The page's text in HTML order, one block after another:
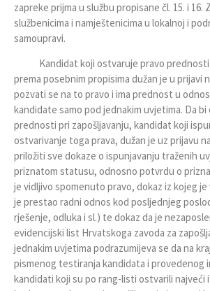
zapreke prijma u službu propisane čl. 15. i 16.
službenicima i namještenicima u lokalnoj i
samoupravi.
Kandidat koji ostvaruje pravo prednosti
prema posebnim propisima dužan je u prijavi
pozvati se na to pravo i ima prednost u
kandidate samo pod jednakim uvjetima. Da
prednosti pri zapošljavanju, kandidat koji
ostvarivanje toga prava, dužan je uz prijavu
priložiti sve dokaze o ispunjavanju traženih
priznatom statusu, odnosno potvrdu o
je vidljivo spomenuto pravo, dokaz iz kojeg je
je prestao radni odnos kod posljednjeg
rješenje, odluka i sl.) te dokaz da je
evidencijski list Hrvatskoga zavoda za
jednakim uvjetima podrazumijeva se da na
pismenog testiranja kandidata i provedenog
kandidati koji su po rang-listi ostvarili najveći